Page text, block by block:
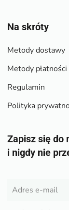
Na skróty
Metody dostawy
Metody płatności
Regulamin
Polityka
Zapisz się do
i nigdy nie